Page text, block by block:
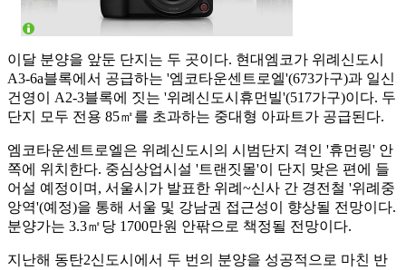
이달 분양을 앞둔 단지는 두 곳이다. 현대엠코가 위례신도시
A3-6a블록에서 공급하는 '엠코타운센트로엘'(673가구)과 일신
건영이 A2-3블록에 짓는 '위례신도시휴먼빌'(517가구)이다. 두
단지 모두 전용 85㎡를 초과하는 중대형 아파트가 공급된다.
엠코타운센트로엘은 위례신도시의 시범단지 격인 '휴먼링' 안
쪽에 위치한다. 중심상업시설 '트랜짓몰'이 단지 맞은 편에 들
어설 예정이며, 서울시가 발표한 위례~신사 간 경전철 '위례중
앙역'(예정)을 통해 서울 및 강남권 접근성이 향상될 전망이다.
분양가는 3.3㎡당 1700만원 안팎으로 책정될 전망이다.
지난해 동탄2신도시에서 두 번의 분양을 성공적으로 마친 반